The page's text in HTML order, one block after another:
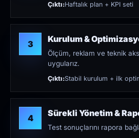
Çıktı:Haftalık plan + KPI seti
3 Kurulum &
Ölçüm, reklam ve teknik
uygularız.
Çıktı:Stabil kurulum + ilk
4 Sürekli Yönetim &
Test sonuçlarını rapora